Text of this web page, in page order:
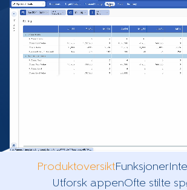
ProduktoversiktFunksjoner
Utforsk appenOfte stilte